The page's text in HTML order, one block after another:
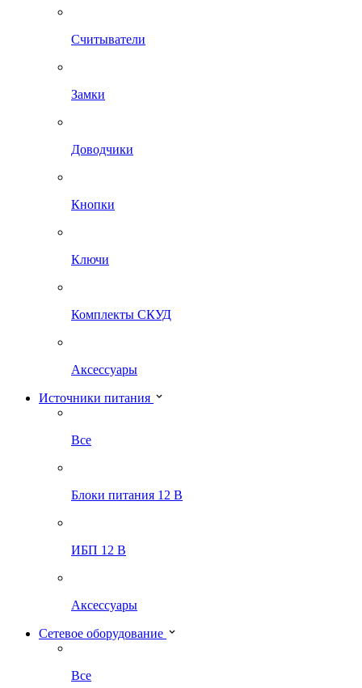
Считыватели
Замки
Доводчики
Кнопки
Ключи
Комплекты СКУД
Аксессуары
Источники питания
Все
Блоки питания 12 В
ИБП 12 В
Аксессуары
Сетевое оборудование
Все